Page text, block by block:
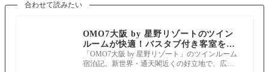
合わせて読みたい
OMO7大阪 by 星野リゾートのツイン
ルームが快適！バスタブ付き客室をア
メニティまで詳細レポ
「OMO7大阪 by 星野リゾート」のツインルーム
宿泊記。新世界・通天閣近くの好立地で、広々